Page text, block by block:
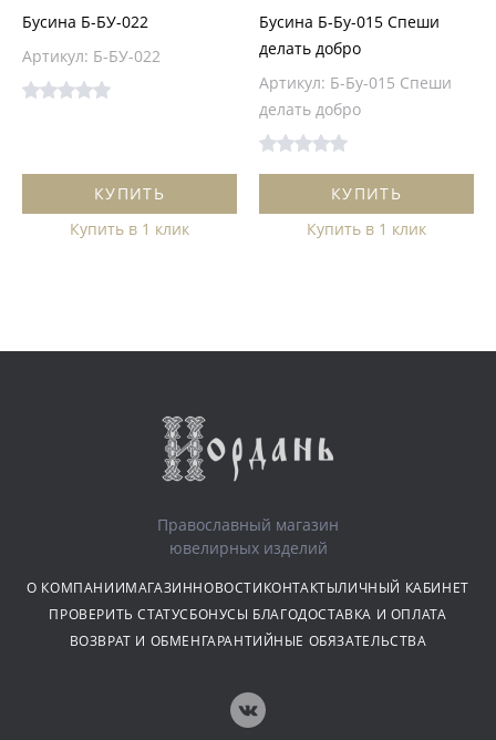
Бусина Б-БУ-022
Артикул: Б-БУ-022
КУПИТЬ
Купить в 1 клик
Бусина Б-Бу-015 Спеши
делать добро
Артикул: Б-Бу-015 Спеши
делать добро
КУПИТЬ
Купить в 1 клик
Православный магазин
ювелирных изделий
О КОМПАНИИМАГАЗИННОВОСТИКОНТАКТЫЛИЧНЫЙ КАБИНЕТ
ПРОВЕРИТЬ СТАТУСБОНУСЫ БЛАГОДОСТАВКА И ОПЛАТА
ВОЗВРАТ И ОБМЕНГАРАНТИЙНЫЕ ОБЯЗАТЕЛЬСТВА